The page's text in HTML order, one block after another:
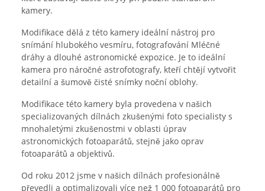
kamery.
Modifikace dělá z této kamery ideální nástroj pro
snímání hlubokého vesmíru, fotografování Mléčné
dráhy a dlouhé astronomické expozice. Je to ideální
kamera pro náročné astrofotografy, kteří chtějí vytvořit
detailní a šumově čisté snímky noční oblohy.
Modifikace této kamery byla provedena v našich
specializovaných dílnách zkušenými foto specialisty s
mnohaletými zkušenostmi v oblasti úprav
astronomických fotoaparátů, stejně jako oprav
fotoaparátů a objektivů.
Od roku 2012 jsme v našich dílnách profesionálně
převedli a optimalizovali více než 1 000 fotoaparátů pro